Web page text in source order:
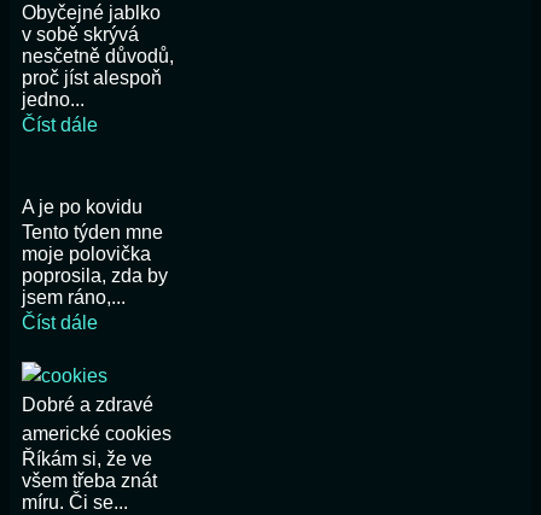
Obyčejné jablko
v sobě skrývá
nesčetně důvodů,
proč jíst alespoň
jedno...
Číst dále
A je po kovidu
Tento týden mne
moje polovička
poprosila, zda by
jsem ráno,...
Číst dále
Dobré a zdravé
americké cookies
Říkám si, že ve
všem třeba znát
míru. Či se...